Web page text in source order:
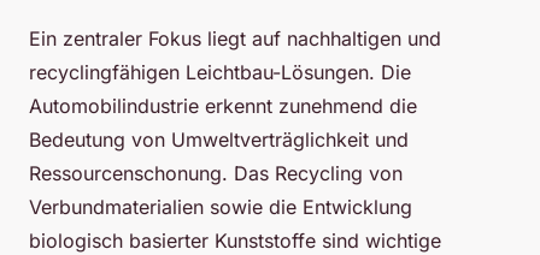
Ein zentraler Fokus liegt auf nachhaltigen und
recyclingfähigen Leichtbau-Lösungen. Die
Automobilindustrie erkennt zunehmend die
Bedeutung von Umweltverträglichkeit und
Ressourcenschonung. Das Recycling von
Verbundmaterialien sowie die Entwicklung
biologisch basierter Kunststoffe sind wichtige